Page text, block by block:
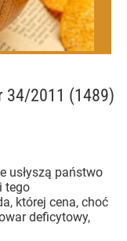
34/2011 (1489)
usłyszą państwo
tego
której cena, choć
deficytowy,